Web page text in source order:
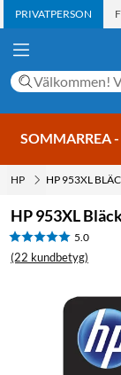
PRIVATPERSON
SOMMARREA
HP
HP 953XL
5.0
(22 kundbetyg)